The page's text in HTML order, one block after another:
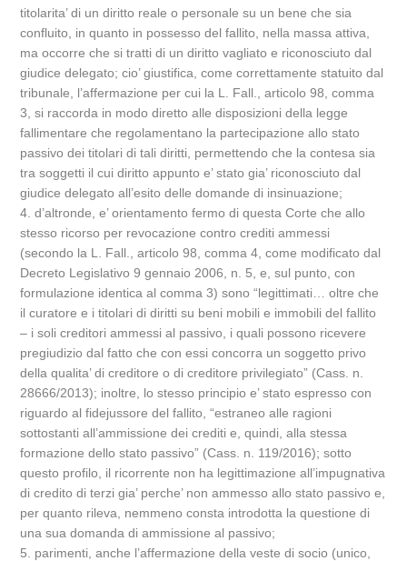
titolarita’ di un diritto reale o personale su un bene che sia
confluito, in quanto in possesso del fallito, nella massa attiva,
ma occorre che si tratti di un diritto vagliato e riconosciuto dal
giudice delegato; cio’ giustifica, come correttamente statuito dal
tribunale, l’affermazione per cui la L. Fall., articolo 98, comma
3, si raccorda in modo diretto alle disposizioni della legge
fallimentare che regolamentano la partecipazione allo stato
passivo dei titolari di tali diritti, permettendo che la contesa sia
tra soggetti il cui diritto appunto e’ stato gia’ riconosciuto dal
giudice delegato all’esito delle domande di insinuazione;
4. d’altronde, e’ orientamento fermo di questa Corte che allo
stesso ricorso per revocazione contro crediti ammessi
(secondo la L. Fall., articolo 98, comma 4, come modificato dal
Decreto Legislativo 9 gennaio 2006, n. 5, e, sul punto, con
formulazione identica al comma 3) sono “legittimati… oltre che
il curatore e i titolari di diritti su beni mobili e immobili del fallito
– i soli creditori ammessi al passivo, i quali possono ricevere
pregiudizio dal fatto che con essi concorra un soggetto privo
della qualita’ di creditore o di creditore privilegiato” (Cass. n.
28666/2013); inoltre, lo stesso principio e’ stato espresso con
riguardo al fidejussore del fallito, “estraneo alle ragioni
sottostanti all’ammissione dei crediti e, quindi, alla stessa
formazione dello stato passivo” (Cass. n. 119/2016); sotto
questo profilo, il ricorrente non ha legittimazione all’impugnativa
di credito di terzi gia’ perche’ non ammesso allo stato passivo e,
per quanto rileva, nemmeno consta introdotta la questione di
una sua domanda di ammissione al passivo;
5. parimenti, anche l’affermazione della veste di socio (unico,